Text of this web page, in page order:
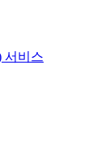
서비스